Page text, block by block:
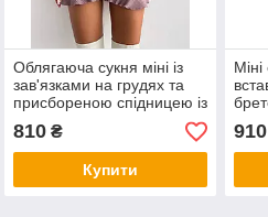
Облягаюча сукня міні із
зав'язками на грудях та
присбореною спідницею із
оборками (р.42-44)
66PL4257Е
810₴
Купити
910